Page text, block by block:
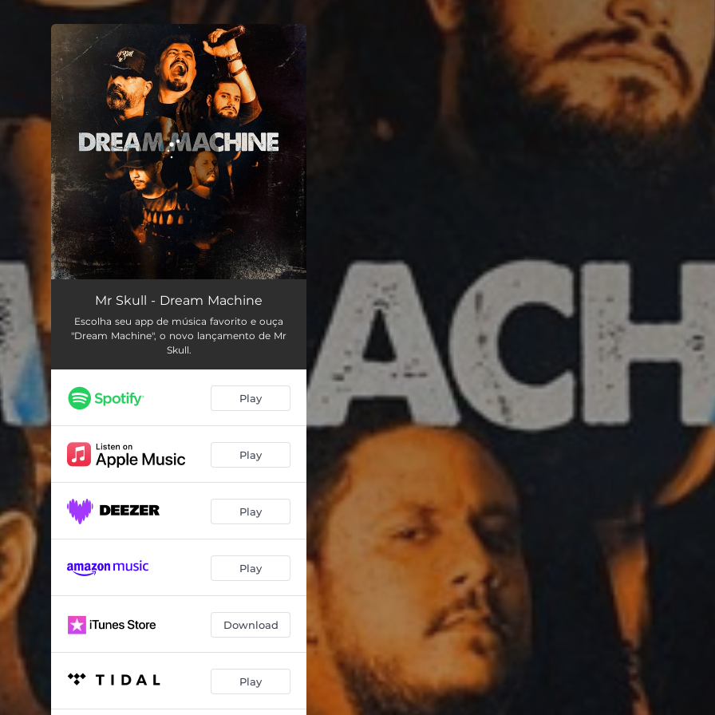
You're all set!
Dream Machine 04:28
Mr Skull - Dream Machine
Escolha seu app de música favorito e ouça
"Dream Machine", o novo lançamento de Mr
Skull.
Play
Play
Play
Play
Download
Play